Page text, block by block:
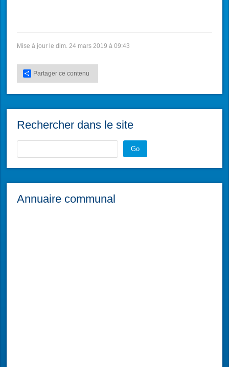
Mise à jour le dim. 24 mars 2019 à 09:43
Partager ce contenu
Rechercher dans le site
Go
Annuaire communal